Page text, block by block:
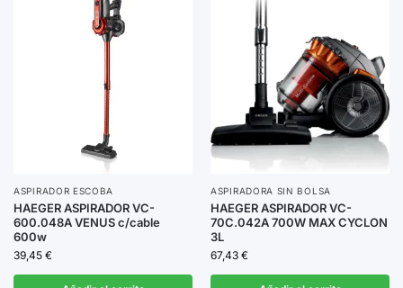
Explora nuestra selección y elige la aspiradora que
ASPIRADOR ESCOBA
HAEGER ASPIRADOR VC-
600.048A VENUS c/cable
600w
39,45 €
ASPIRADORA SIN BOLSA
HAEGER ASPIRADOR VC-
70C.042A 700W MAX CYCLON
3L
67,43 €